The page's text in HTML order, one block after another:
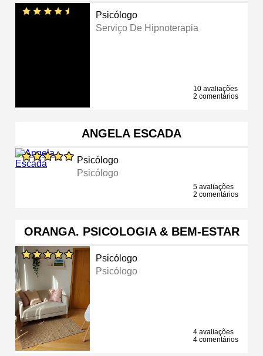
Psicólogo
Serviço De Hipnoterapia
10 avaliações
2 comentários
ANGELA ESCADA
Psicólogo
Psicólogo
5 avaliações
2 comentários
ORANGA. PSICOLOGIA & BEM-ESTAR
Psicólogo
Psicólogo
4 avaliações
4 comentários